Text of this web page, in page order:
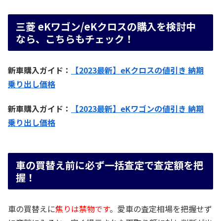
三菱 eKワゴン/eKクロスの購入を検討中
なら、こちらもチェック！
新車購入ガイド：
【2023最新】eKクロスの値引き 納期
乗り出し価格
新車購入ガイド：
【2023最新】eKワゴンの値引き 納期
乗り出し価格
車の買替え前に必ず一括査定で査定額を把
握！
車の買替えに焦りは禁物です。愛車の査定相場を把握せず